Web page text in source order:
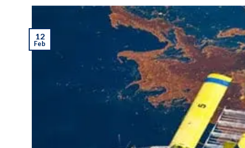
12
Feb